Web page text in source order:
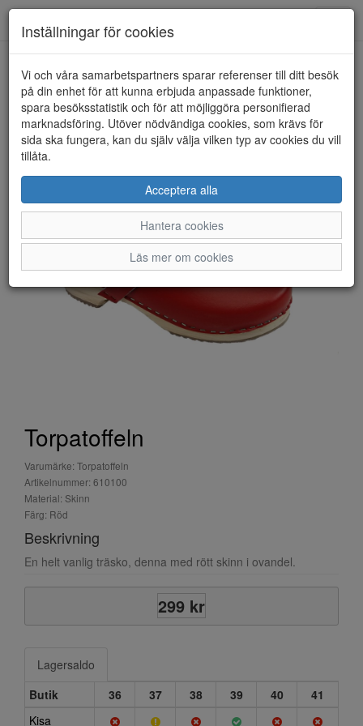
HEM TORPATOFFELN
Torpatoffeln
Varumärke: Torpatoffeln
Artikelnummer: 610100
Material: Skinn
Färg: Röd
Beskrivning
En helt vanlig träsko, denna med rött skinn i ovandel.
299 kr
Lagersaldo
Butik
36 37 38 39 40
41
Kisa
Inställningar för cookies
Vi och våra samarbetspartners sparar referenser till ditt besök
på din enhet för att kunna erbjuda anpassade funktioner,
spara besöksstatistik och för att möjliggöra personifierad
marknadsföring. Utöver nödvändiga cookies, som krävs för
sida ska fungera, kan du själv välja vilken typ av cookies du vill
tillåta.
Acceptera alla
Hantera cookies
Läs mer om cookies